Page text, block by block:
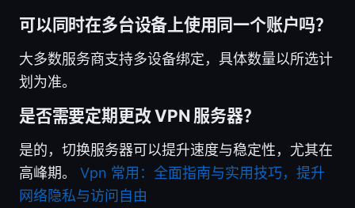
可以同时在多台设备上使用同一个账户吗？
大多数服务商支持多设备绑定，具体数量以所选计
划为准。
是否需要定期更改 VPN 服务器？
是的，切换服务器可以提升速度与稳定性，尤其在
高峰期。 Vpn 常用：全面指南与实用技巧，提升
网络隐私与访问自由